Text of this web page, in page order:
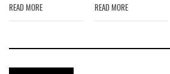
READ MORE READ MORE